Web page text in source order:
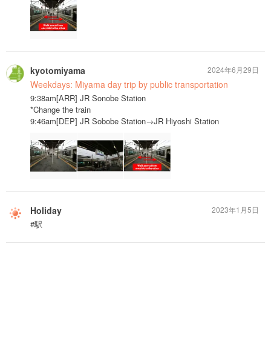
kyotomiyama
Weekdays: Miyama day trip by public transportation
9:38am[ARR] JR Sonobe Station
*Change the train
9:46am[DEP] JR Sobobe Station→JR Hiyoshi Station
2024年6月29日
Holiday
#駅
2023年1月5日